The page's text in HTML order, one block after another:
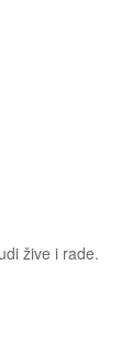
žive i rade.